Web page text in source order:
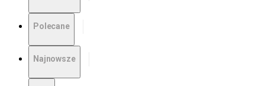
Polecane
Najnowsze